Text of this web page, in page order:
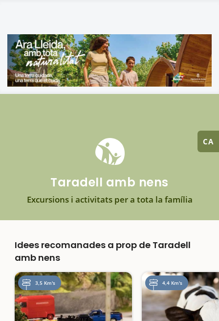
CA
Taradell amb nens
Excursions i activitats per a tota la família
Idees recomanades a prop de Taradell
amb nens
3,5 Km's 4,4 Km's